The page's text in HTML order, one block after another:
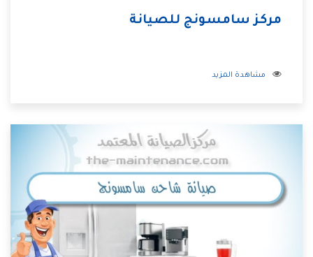
مركز سامسونج للصيانة
مشاهدة المزيد